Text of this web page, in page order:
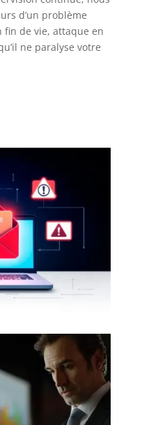
d’un problème
fin de vie, attaque en
ne paralyse votre